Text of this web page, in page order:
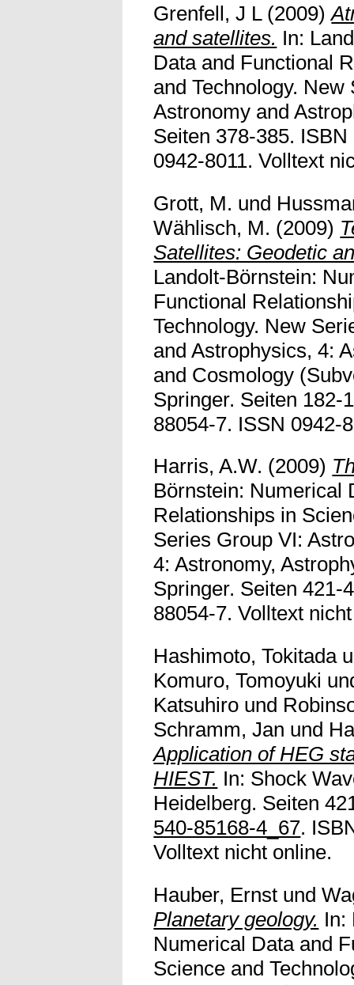
Grenfell, J L(2009)
and satellites. In:
Data and Functional
and Technology.
Astronomy and
Seiten 378-385.
0942-8011. Volltext
Grott, M. und
Wählisch, M. (2009)
Satellites: Geodetic
Landolt-Börnstein:
Functional
Technology. New
and Astrophysics, 4:
and Cosmology
Springer. Seiten 182-
88054-7. ISSN 0942-
Harris, A.W. (2009)
Börnstein: Numerical
Relationships in
Series Group VI:
4: Astronomy,
Springer. Seiten 421-
88054-7. Volltext
Hashimoto, Tokitada
Komuro, Tomoyuki
Katsuhiro und
Schramm, Jan und
Application of HEG
HIEST. In: Shock
Heidelberg. Seiten
540-85168-4_67.
Volltext nicht online.
Hauber, Ernst und
Planetary geology. In:
Numerical Data and
Science and